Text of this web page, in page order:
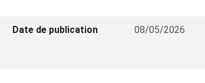
Date de publication 08/05/2026